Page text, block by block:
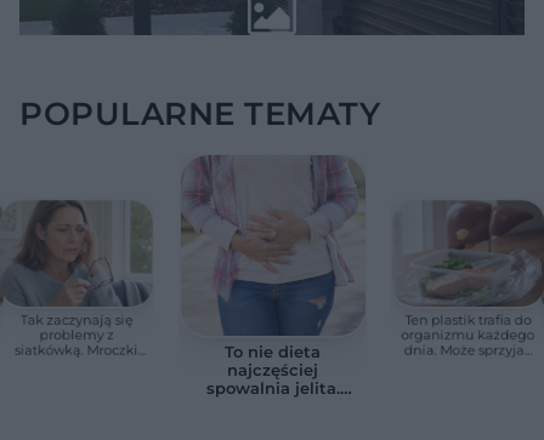
POPULARNE TEMATY
Tak zaczynają się
problemy z
siatkówką. Mroczki
To nie dieta
najczęściej
spowalnia jelita.
Ten plastik trafia do
organizmu każdego
dnia. Może sprzyjać